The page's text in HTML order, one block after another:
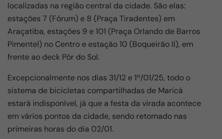
localizadas na região central da cidade. São elas:
estações 7 (Fórum) e 8 (Praça Tiradentes) em
Araçatiba, estações 9 e 101 (Praça Orlando de Barros
Pimentel) no Centro e estação 10 (Boqueirão II), em
frente ao deck Pôr do Sol.
Excepcionalmente nos dias 31/12 e 1º/01/25, todo o
sistema de bicicletas compartilhadas de Maricá
estará indisponível, já que a festa da virada acontece
em vários pontos da cidade, sendo retomado nas
primeiras horas do dia 02/01.